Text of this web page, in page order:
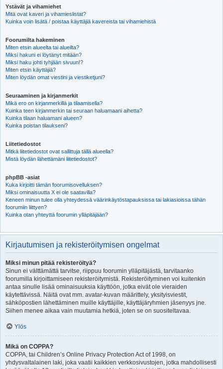
Ystävät ja vihamiehet
Mitä ovat kaveri ja vihamieslistat?
Kuinka voin lisätä / poistaa käyttäjiä kavereista tai vihamiehistä
Foorumilta hakeminen
Miten etsin alueelta tai alueilta?
Miksi hakuni ei löytänyt mitään?
Miksi haku johti tyhjään sivuun!?
Miten etsin käyttäjiä?
Miten löydän omat viestini ja viestiketjuni?
Seuraaminen ja kirjanmerkit
Mikä ero on kirjanmerkillä ja tilaamisella?
Kuinka teen kirjanmerkin tai seuraan haluamaani aihetta?
Kuinka tilaan haluamani alueen?
Kuinka poistan tilaukseni?
Liitetiedostot
Mitkä liitetiedostot ovat sallittuja tällä alueella?
Mistä löydän lähettämäni liitetiedostot?
phpBB -asiat
Kuka kirjoitti tämän foorumisovelluksen?
Miksi ominaisuutta X ei ole saatavilla?
Keneen minun tulee olla yhteydessä väärinkäytöstapauksissa tai lakiasioissa tähän
foorumiin liittyen?
Kuinka otan yhteyttä foorumin ylläpitäjään?
Kirjautumisen ja rekisteröitymisen ongelmat
Miksi minun pitää rekisteröityä?
Sinun ei välttämättä tarvitse, riippuu foorumin ylläpitäjästä, tarvitaanko
foorumilla kirjoittamiseen rekisteröitymistä. Rekisteröityminen voi kuitenkin
antaa sinulle lisää ominaisuuksia käyttöön, jotka eivät ole vieraiden
käytettävissä. Näitä ovat mm. avatar-kuvan määrittely, yksityisviestit,
sähköpostien lähettäminen muille käyttäjille, käyttäjäryhmien jäsenyys jne.
Siihen menee aikaa vain muutamia hetkiä, joten se on suositeltavaa.
Ylös
Mikä on COPPA?
COPPA, tai Children’s Online Privacy Protection Act of 1998, on
yhdysvaltalainen laki, joka vaatii kaikkien verkkosivustojen, jotka mahdollisesti